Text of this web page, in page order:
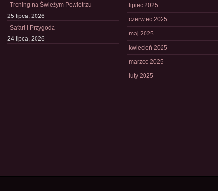
Trening na Świeżym Powietrzu
25 lipca, 2026
Safari i Przygoda
24 lipca, 2026
lipiec 2025
czerwiec 2025
maj 2025
kwiecień 2025
marzec 2025
luty 2025